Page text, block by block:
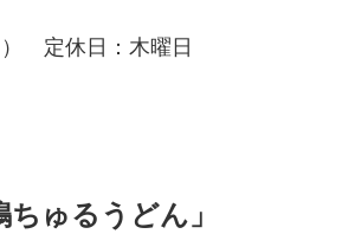
） 定休日：木曜日
ゅるうどん」